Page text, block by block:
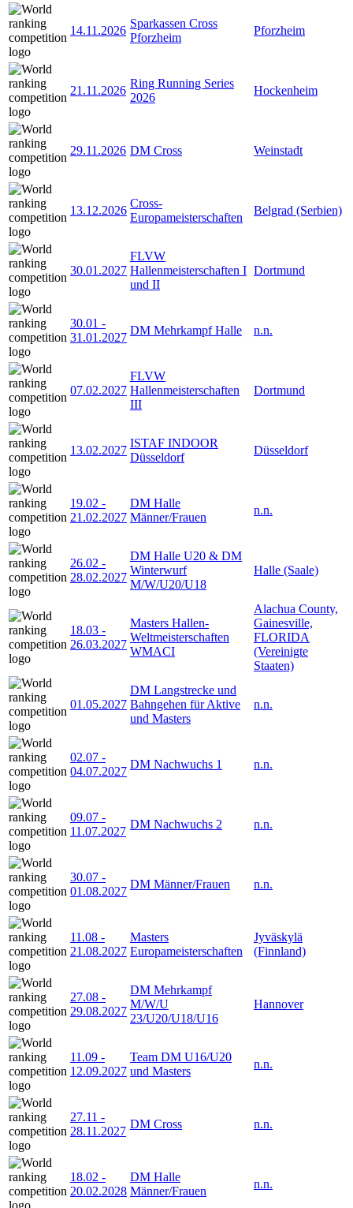
14.11.2026
Sparkassen Cross
Pforzheim
Pforzheim
21.11.2026
Ring Running Series
2026
Hockenheim
29.11.2026 DM Cross Weinstadt
13.12.2026
Cross-
Europameisterschaften
Belgrad (Serbien)
30.01.2027
FLVW
Hallenmeisterschaften I
und II
Dortmund
30.01 -
31.01.2027
DM Mehrkampf Halle n.n.
07.02.2027
FLVW
Hallenmeisterschaften
III
Dortmund
13.02.2027
ISTAF INDOOR
Düsseldorf
Düsseldorf
19.02 -
21.02.2027
DM Halle
Männer/Frauen
n.n.
26.02 -
28.02.2027
DM Halle U20 & DM
Winterwurf
M/W/U20/U18
Halle (Saale)
18.03 -
26.03.2027
Masters Hallen-
Weltmeisterschaften
WMACI
Alachua County,
Gainesville,
FLORIDA
(Vereinigte
Staaten)
01.05.2027
DM Langstrecke und
Bahngehen für Aktive
und Masters
n.n.
02.07 -
04.07.2027
DM Nachwuchs 1 n.n.
09.07 -
11.07.2027
DM Nachwuchs 2 n.n.
30.07 -
01.08.2027
DM Männer/Frauen n.n.
11.08 -
21.08.2027
Masters
Europameisterschaften
Jyväskylä
(Finnland)
27.08 -
29.08.2027
DM Mehrkampf
M/W/U
23/U20/U18/U16
Hannover
11.09 -
12.09.2027
Team DM U16/U20
und Masters
n.n.
27.11 -
28.11.2027
DM Cross n.n.
18.02 -
20.02.2028
DM Halle
Männer/Frauen
n.n.